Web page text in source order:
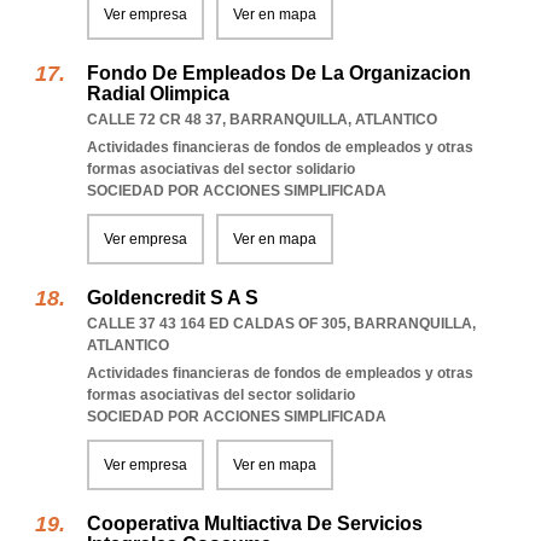
Ver empresa Ver en mapa
Fondo De Empleados De La Organizacion
Radial Olimpica
CALLE 72 CR 48 37, BARRANQUILLA, ATLANTICO
Actividades financieras de fondos de empleados y otras
formas asociativas del sector solidario
SOCIEDAD POR ACCIONES SIMPLIFICADA
Ver empresa Ver en mapa
Goldencredit S A S
CALLE 37 43 164 ED CALDAS OF 305, BARRANQUILLA,
ATLANTICO
Actividades financieras de fondos de empleados y otras
formas asociativas del sector solidario
SOCIEDAD POR ACCIONES SIMPLIFICADA
Ver empresa Ver en mapa
Cooperativa Multiactiva De Servicios